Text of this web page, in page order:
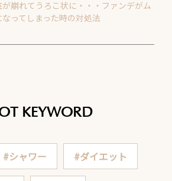
が崩れてうろこ状に・・・ファンデがム
なってしまった時の対処法
KEYWORD
#シャワー #ダイエット